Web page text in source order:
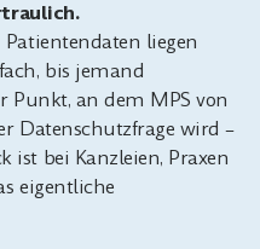
liegen
bis jemand
Punkt, an dem MPS von
Datenschutzfrage wird –
ist bei Kanzleien, Praxen
eigentliche